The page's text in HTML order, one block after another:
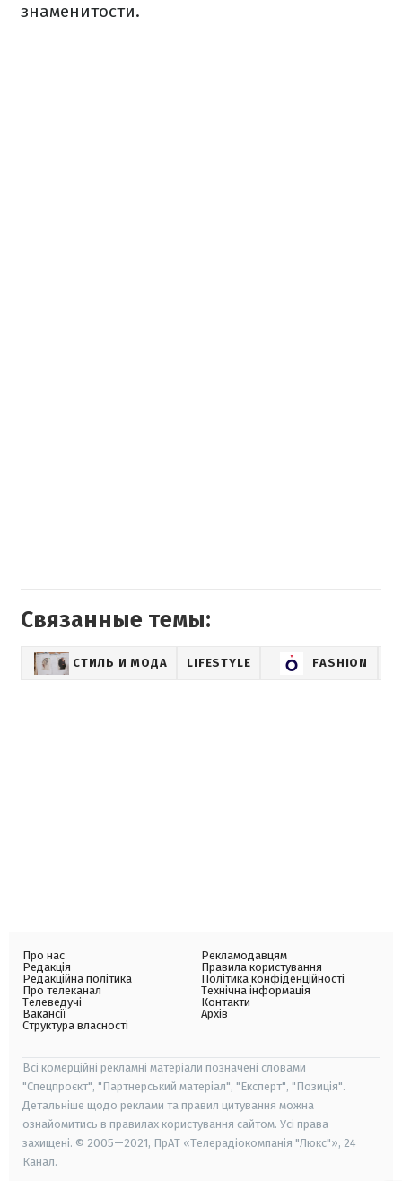
знаменитости.
Связанные темы:
СТИЛЬ И МОДА LIFESTYLE FASHION
Про нас
Редакція
Редакційна політика
Про телеканал
Телеведучі
Вакансії
Структура власності
Рекламодавцям
Правила користування
Політика конфіденційності
Технічна інформація
Контакти
Архів
Всі комерційні рекламні матеріали позначені словами
"Спецпроєкт", "Партнерський матеріал", "Експерт", "Позиція".
Детальніше щодо реклами та правил цитування можна
ознайомитись в правилах користування сайтом. Усі права
захищені. © 2005—2021, ПрАТ «Телерадіокомпанія "Люкс"», 24
Канал.